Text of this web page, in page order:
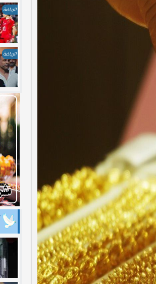
الرياضة
الرياضة